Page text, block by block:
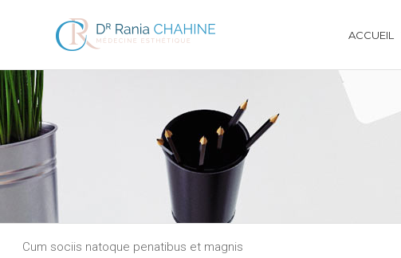
ACCUEIL
octobre 15, 2015
TRIPOD GLEAM
Cum sociis natoque penatibus et magnis